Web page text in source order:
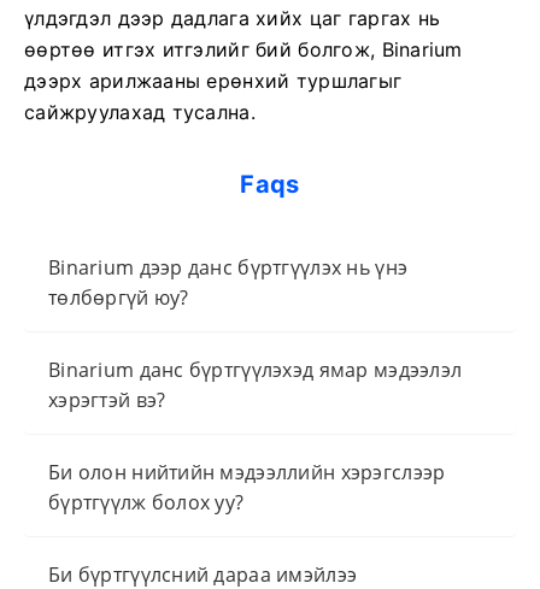
үлдэгдэл дээр дадлага хийх цаг гаргах нь
өөртөө итгэх итгэлийг бий болгож, Binarium
дээрх арилжааны ерөнхий туршлагыг
сайжруулахад тусална.
Faqs
Binarium дээр данс бүртгүүлэх нь үнэ
төлбөргүй юу?
Binarium данс бүртгүүлэхэд ямар мэдээлэл
хэрэгтэй вэ?
Би олон нийтийн мэдээллийн хэрэгслээр
бүртгүүлж болох уу?
Би бүртгүүлсний дараа имэйлээ